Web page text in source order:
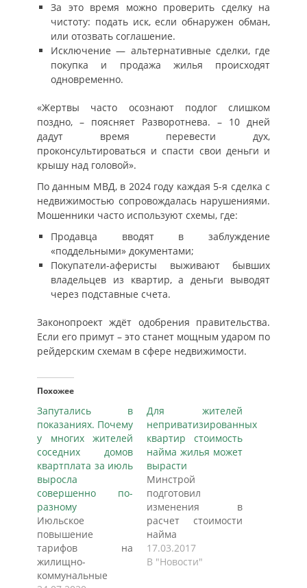
За это время можно проверить сделку на
чистоту: подать иск, если обнаружен обман,
или отозвать соглашение.
Исключение — альтернативные сделки, где
покупка и продажа жилья происходят
одновременно.
«Жертвы часто осознают подлог слишком
поздно, – поясняет Разворотнева. – 10 дней
дадут время перевести дух,
проконсультироваться и спасти свои деньги и
крышу над головой».
По данным МВД, в 2024 году каждая 5-я сделка с
недвижимостью сопровождалась нарушениями.
Мошенники часто используют схемы, где:
Продавца вводят в заблуждение
«поддельными» документами;
Покупатели-аферисты выживают бывших
владельцев из квартир, а деньги выводят
через подставные счета.
Законопроект ждёт одобрения правительства.
Если его примут – это станет мощным ударом по
рейдерским схемам в сфере недвижимости.
Похожее
Запутались в
показаниях. Почему
у многих жителей
соседних домов
квартплата за июль
выросла
совершенно по-
разному
Июльское
повышение
тарифов на
жилищно-
коммунальные
Для жителей
неприватизированных
квартир стоимость
найма жилья может
вырасти
Минстрой
подготовил
изменения в
расчет стоимости
найма
государственного и
муниципального
17.03.2017
В "Новости"